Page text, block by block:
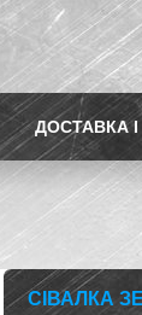
ДОСТАВКА
СІВАЛКА